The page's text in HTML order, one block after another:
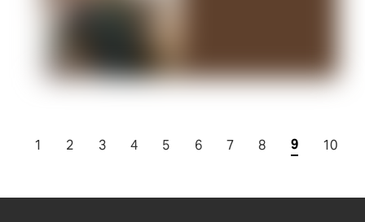
1 2 3 4 5 6 7 8 9 10